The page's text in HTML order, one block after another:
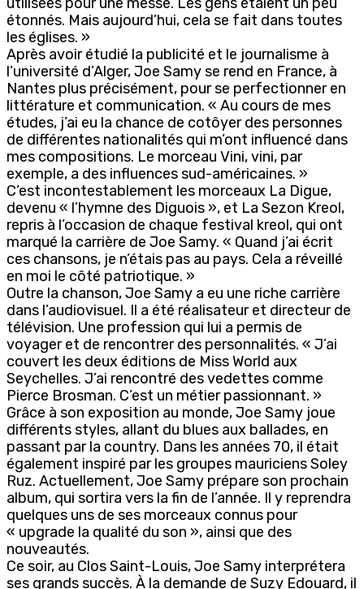
étonnés. Mais aujourd’hui, cela se fait dans toutes
les églises. »
Après avoir étudié la publicité et le journalisme à
l’université d’Alger, Joe Samy se rend en France, à
Nantes plus précisément, pour se perfectionner en
littérature et communication. « Au cours de mes
études, j’ai eu la chance de cotôyer des personnes
de différentes nationalités qui m’ont influencé dans
mes compositions. Le morceau Vini, vini, par
exemple, a des influences sud-américaines. »
C’est incontestablement les morceaux La Digue,
devenu « l’hymne des Diguois », et La Sezon Kreol,
repris à l’occasion de chaque festival kreol, qui ont
marqué la carrière de Joe Samy. « Quand j’ai écrit
ces chansons, je n’étais pas au pays. Cela a réveillé
en moi le côté patriotique. »
Outre la chanson, Joe Samy a eu une riche carrière
dans l’audiovisuel. Il a été réalisateur et directeur de
télévision. Une profession qui lui a permis de
voyager et de rencontrer des personnalités. « J’ai
couvert les deux éditions de Miss World aux
Seychelles. J’ai rencontré des vedettes comme
Pierce Brosman. C’est un métier passionnant. »
Grâce à son exposition au monde, Joe Samy joue
différents styles, allant du blues aux ballades, en
passant par la country. Dans les années 70, il était
également inspiré par les groupes mauriciens Soley
Ruz. Actuellement, Joe Samy prépare son prochain
album, qui sortira vers la fin de l’année. Il y reprendra
quelques uns de ses morceaux connus pour
« upgrade la qualité du son », ainsi que des
nouveautés.
Ce soir, au Clos Saint-Louis, Joe Samy interprétera
ses grands succès. À la demande de Suzy Edouard, il